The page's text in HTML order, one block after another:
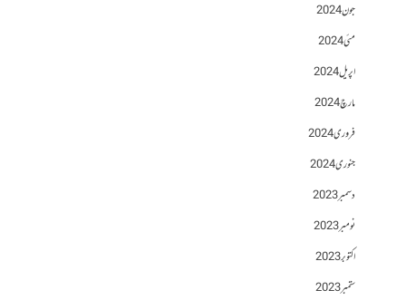
جون 2024
مئی 2024
اپریل 2024
مارچ 2024
فروری 2024
جنوری 2024
دسمبر 2023
نومبر 2023
اکتوبر 2023
ستمبر 2023